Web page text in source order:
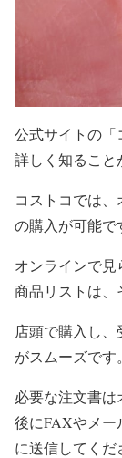
公式サイトの「
詳しく知ること
コストコでは
の購入が可能で
オンラインで
商品リストは、
店頭で購入し
がスムーズです。
必要な注文書
後にFAXやメー
に送信してくだ